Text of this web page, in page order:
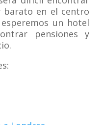
barato en el centro
un hotel
pensiones y